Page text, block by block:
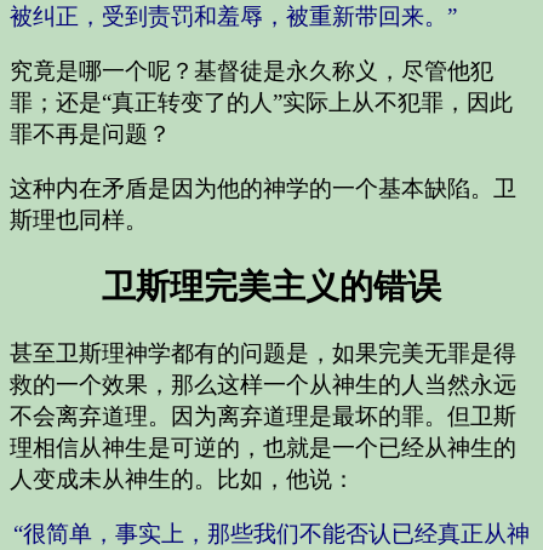
被纠正，受到责罚和羞辱，被重新带回来。”
究竟是哪一个呢？基督徒是永久称义，尽管他犯
罪；还是“真正转变了的人”实际上从不犯罪，因此
罪不再是问题？
这种内在矛盾是因为他的神学的一个基本缺陷。卫
斯理也同样。
卫斯理完美主义的错误
甚至卫斯理神学都有的问题是，如果完美无罪是得
救的一个效果，那么这样一个从神生的人当然永远
不会离弃道理。因为离弃道理是最坏的罪。但卫斯
理相信从神生是可逆的，也就是一个已经从神生的
人变成未从神生的。比如，他说：
“很简单，事实上，那些我们不能否认已经真正从神